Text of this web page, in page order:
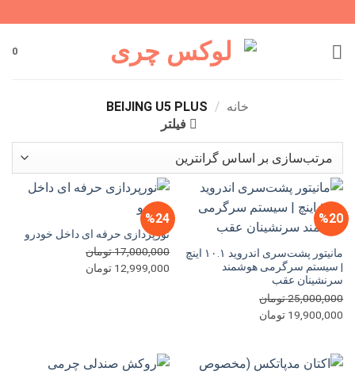
to
content
0
خانه /
فیلتر
%20
مانیتور پشت‌سری اندروید ۱۰.۱ اینچ
| سیستم سرگرمی هوشمند
سرنشینان عقب
25,000,000تومان
قیمت
بود.
19,900,000 تومانقیمت
است.
%24
نورپردازی حرفه ای داخل خودرو
17,000,000تومان
قیمت
12,999,000 تومانقیمت